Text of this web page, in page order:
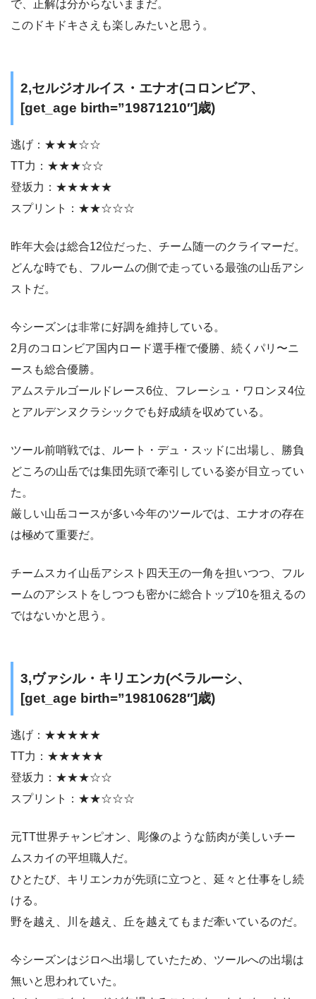
で、正解は分からないままだ。
このドキドキさえも楽しみたいと思う。
2,セルジオルイス・エナオ(コロンビア、
[get_age birth=”19871210″]歳)
逃げ：★★★☆☆
TT力：★★★☆☆
登坂力：★★★★★
スプリント：★★☆☆☆
昨年大会は総合12位だった、チーム随一のクライマーだ。
どんな時でも、フルームの側で走っている最強の山岳アシ
ストだ。
今シーズンは非常に好調を維持している。
2月のコロンビア国内ロード選手権で優勝、続くパリ〜ニ
ースも総合優勝。
アムステルゴールドレース6位、フレーシュ・ワロンヌ4位
とアルデンヌクラシックでも好成績を収めている。
ツール前哨戦では、ルート・デュ・スッドに出場し、勝負
どころの山岳では集団先頭で牽引している姿が目立ってい
た。
厳しい山岳コースが多い今年のツールでは、エナオの存在
は極めて重要だ。
チームスカイ山岳アシスト四天王の一角を担いつつ、フル
ームのアシストをしつつも密かに総合トップ10を狙えるの
ではないかと思う。
3,ヴァシル・キリエンカ(ベラルーシ、
[get_age birth=”19810628″]歳)
逃げ：★★★★★
TT力：★★★★★
登坂力：★★★☆☆
スプリント：★★☆☆☆
元TT世界チャンピオン、彫像のような筋肉が美しいチー
ムスカイの平坦職人だ。
ひとたび、キリエンカが先頭に立つと、延々と仕事をし続
ける。
野を越え、川を越え、丘を越えてもまだ牽いているのだ。
今シーズンはジロへ出場していたため、ツールへの出場は
無いと思われていた。